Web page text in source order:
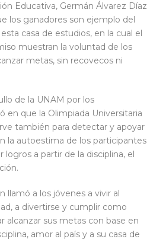
Educativa, Germán Álvarez Díaz
los ganadores son ejemplo del
casa de estudios, en la cual el
muestran la voluntad de los
metas, sin recovecos ni
de la UNAM por los
en que la Olimpiada Universitaria
también para detectar y apoyar
la autoestima de los participantes
a partir de la disciplina, el
llamó a los jóvenes a vivir al
a divertirse y cumplir como
alcanzar sus metas con base en
amor al país y a su casa de